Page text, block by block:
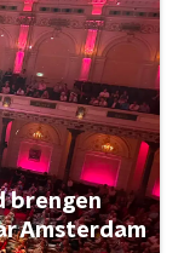
brengen
Amsterdam